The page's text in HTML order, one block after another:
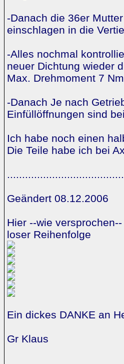
-Danach die 36er
einschlagen in die
-Alles nochmal
neuer Dichtung wieder
Max. Drehmoment 7
-Danach Je nach
Einfüllöffnungen sind
Ich habe noch einen
Die Teile habe ich bei
Geändert 08.12.2006
Hier --wie
loser Reihenfolge
Ein dickes DANKE an
Gr Klaus